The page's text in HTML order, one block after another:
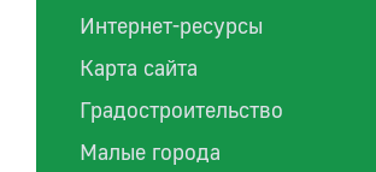
Интернет-ресурсы
Карта сайта
Градостроительство
Малые города